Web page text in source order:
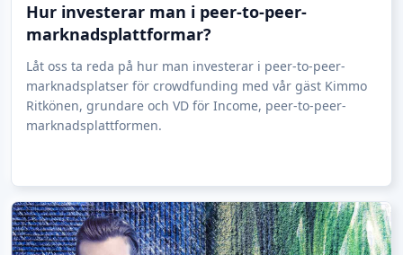
Hur investerar man i peer-to-peer-
marknadsplattformar?
Låt oss ta reda på hur man investerar i peer-to-peer-
marknadsplatser för crowdfunding med vår gäst Kimmo
Ritkönen, grundare och VD för Income, peer-to-peer-
marknadsplattformen.